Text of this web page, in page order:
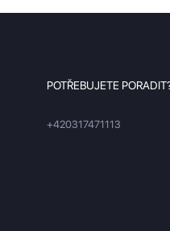
POTŘEBUJETE
+420317471113